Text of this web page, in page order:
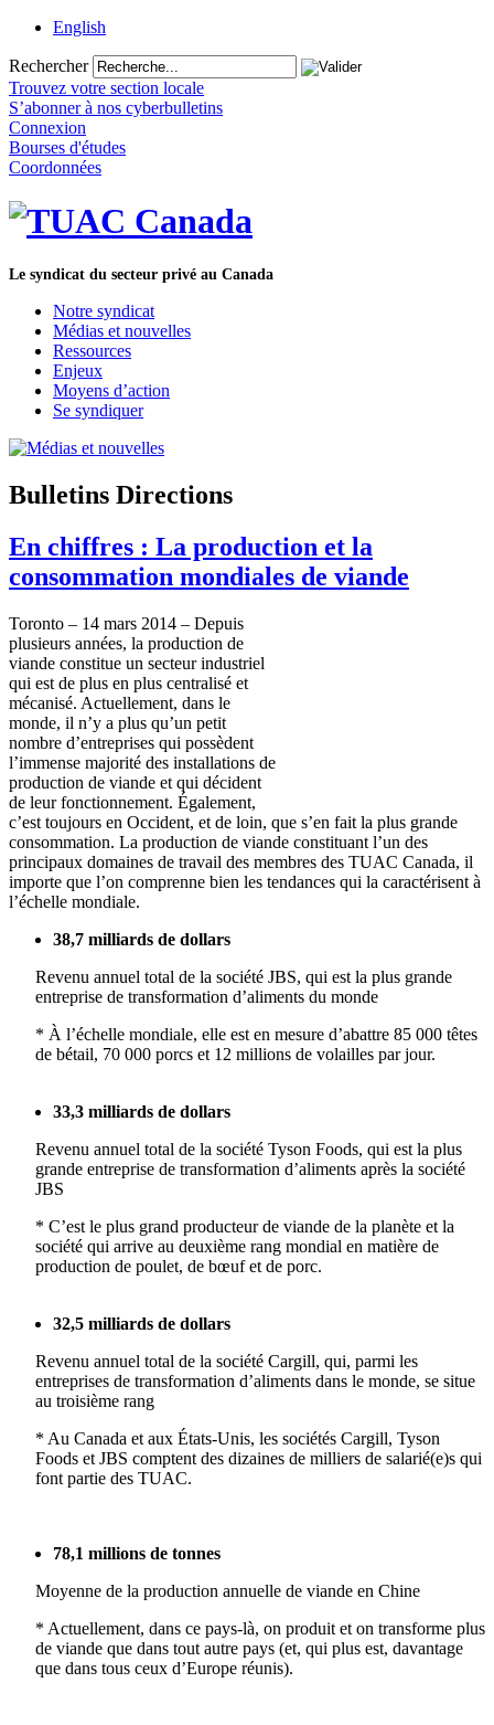
English
Rechercher
Trouvez votre section locale
S’abonner à nos cyberbulletins
Connexion
Bourses d'études
Coordonnées
Le syndicat du secteur privé au Canada
Notre syndicat
Médias et nouvelles
Ressources
Enjeux
Moyens d’action
Se syndiquer
Bulletins Directions
En chiffres : La production et la
consommation mondiales de viande
Toronto – 14 mars 2014 – Depuis
plusieurs années, la production de
viande constitue un secteur industriel
qui est de plus en plus centralisé et
mécanisé. Actuellement, dans le
monde, il n’y a plus qu’un petit
nombre d’entreprises qui possèdent
l’immense majorité des installations de
production de viande et qui décident
de leur fonctionnement. Également,
c’est toujours en Occident, et de loin, que s’en fait la plus grande
consommation. La production de viande constituant l’un des
principaux domaines de travail des membres des TUAC Canada, il
importe que l’on comprenne bien les tendances qui la caractérisent à
l’échelle mondiale.
38,7 milliards de dollars
Revenu annuel total de la société JBS, qui est la plus grande
entreprise de transformation d’aliments du monde
* À l’échelle mondiale, elle est en mesure d’abattre 85 000 têtes
de bétail, 70 000 porcs et 12 millions de volailles par jour.
33,3 milliards de dollars
Revenu annuel total de la société Tyson Foods, qui est la plus
grande entreprise de transformation d’aliments après la société
JBS
* C’est le plus grand producteur de viande de la planète et la
société qui arrive au deuxième rang mondial en matière de
production de poulet, de bœuf et de porc.
32,5 milliards de dollars
Revenu annuel total de la société Cargill, qui, parmi les
entreprises de transformation d’aliments dans le monde, se situe
au troisième rang
* Au Canada et aux États-Unis, les sociétés Cargill, Tyson
Foods et JBS comptent des dizaines de milliers de salarié(e)s qui
font partie des TUAC.
78,1 millions de tonnes
Moyenne de la production annuelle de viande en Chine
* Actuellement, dans ce pays-là, on produit et on transforme plus
de viande que dans tout autre pays (et, qui plus est, davantage
que dans tous ceux d’Europe réunis).